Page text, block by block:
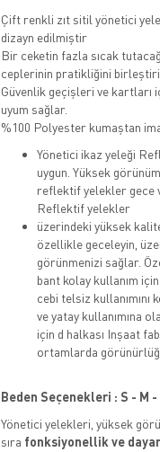
Çift renkli zıt sitil yönetici
dizayn edilmiştir
Bir ceketin fazla sıcak
ceplerinin pratikliğini
Güvenlik geçişleri ve kartları
uyum sağlar.
%100 Polyester kumaştan
Yönetici ikaz yeleği
uygun. Yüksek
reflektif yelekler gece
Reflektif yelekler
üzerindeki yüksek
özellikle geceleyin,
görünmenizi sağlar.
bant kolay kullanım
cebi telsiz kullanımını
ve yatay kullanımına
için d halkası Inşaat
ortamlarda
Beden Seçenekleri : S - M -
Yönetici yelekleri, yüksek
sıra fonksiyonellik ve